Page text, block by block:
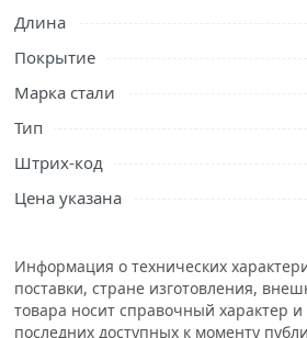
описанием и отзывами о товаре,
правильный выбор и заказать
профессиональные менеджеры
свяжутся с Вами для согласования
или самовывоза.
Комбинированный ключ 30 мм
предназначен для монтажа и
рабочих поверхностей и снижает
граней крепежа при монтаже.
Длина
Покрытие
Марка стали
Тип
Штрих-код
Цена указана
Информация о технических
поставки, стране изготовления,
товара носит справочный характер
последних доступных к моменту